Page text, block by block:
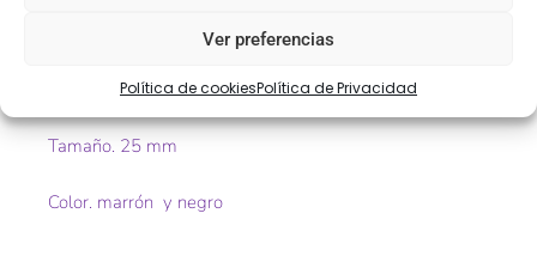
Ver preferencias
Política de cookiesPolítica de Privacidad
Ref. ti0012
Tamaño. 25 mm
Color. marrón y negro